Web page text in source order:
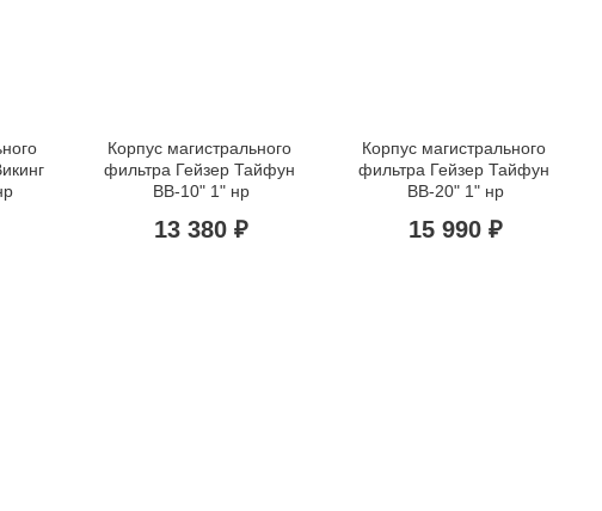
Корпус магистрального
фильтра Гейзер Тайфун
BB-10" 1" нр
13 380 ₽
Корпус магистрального
фильтра Гейзер Тайфун
BB-20" 1" нр
15 990 ₽